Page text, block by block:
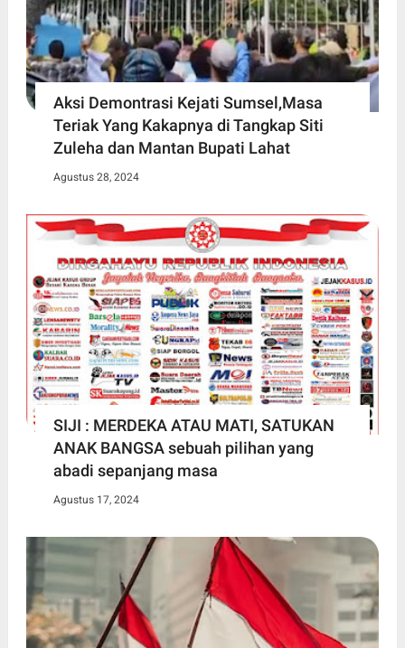
Aksi Demontrasi Kejati Sumsel,Masa
Teriak Yang Kakapnya di Tangkap Siti
Zuleha dan Mantan Bupati Lahat
Agustus 28, 2024
SIJI : MERDEKA ATAU MATI, SATUKAN
ANAK BANGSA sebuah pilihan yang
abadi sepanjang masa
Agustus 17, 2024